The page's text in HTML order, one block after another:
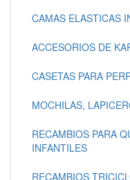
CAMAS ELASTICAS
ACCESORIOS DE
CASETAS PARA
MOCHILAS,
RECAMBIOS PARA
INFANTILES
RECAMBIOS